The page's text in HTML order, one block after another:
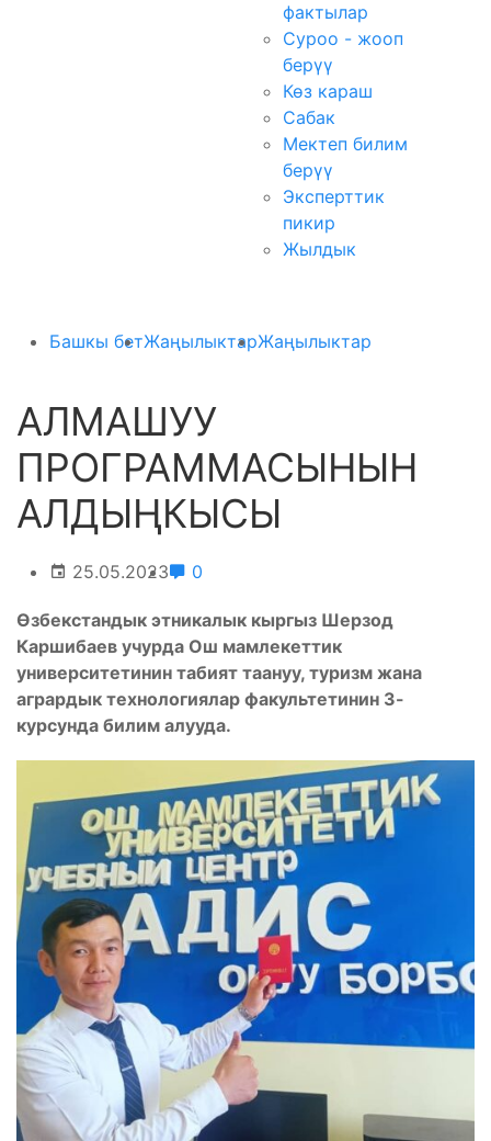
фактылар
Суроо - жооп
берүү
Көз караш
Сабак
Мектеп билим
берүү
Эксперттик
пикир
Жылдык
Башкы бетЖаңылыктарЖаңылыктар
АЛМАШУУ
ПРОГРАММАСЫНЫН
АЛДЫҢКЫСЫ
25.05.2023 0
Өзбекстандык этникалык кыргыз Шерзод
Каршибаев учурда Ош мамлекеттик
университетинин табият таануу, туризм жана
агрардык технологиялар факультетинин 3-
курсунда билим алууда.